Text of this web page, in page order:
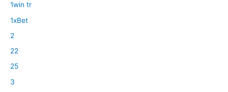
1win tr
1xBet
2
22
25
3